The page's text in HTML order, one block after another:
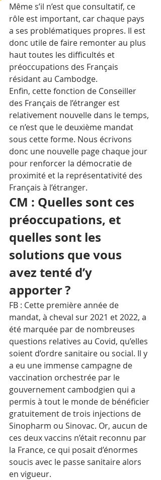
Même s’il n’est que consultatif, ce
rôle est important, car chaque pays
a ses problématiques propres. Il est
donc utile de faire remonter au plus
haut toutes les difficultés et
préoccupations des Français
résidant au Cambodge.
Enfin, cette fonction de Conseiller
des Français de l’étranger est
relativement nouvelle dans le temps,
ce n’est que le deuxième mandat
sous cette forme. Nous écrivons
donc une nouvelle page chaque jour
pour renforcer la démocratie de
proximité et la représentativité des
Français à l’étranger.
CM : Quelles sont ces
préoccupations, et
quelles sont les
solutions que vous
avez tenté d’y
apporter ?
FB : Cette première année de
mandat, à cheval sur 2021 et 2022, a
été marquée par de nombreuses
questions relatives au Covid, qu’elles
soient d’ordre sanitaire ou social. Il y
a eu une immense campagne de
vaccination orchestrée par le
gouvernement cambodgien qui a
permis à tout le monde de bénéficier
gratuitement de trois injections de
Sinopharm ou Sinovac. Or, aucun de
ces deux vaccins n’était reconnu par
la France, ce qui posait d’énormes
soucis avec le passe sanitaire alors
en vigueur.